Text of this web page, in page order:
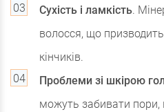
Сухість і ламкість.
волосся, що
кінчиків.
Проблеми зі шкірою
можуть забивати пори,